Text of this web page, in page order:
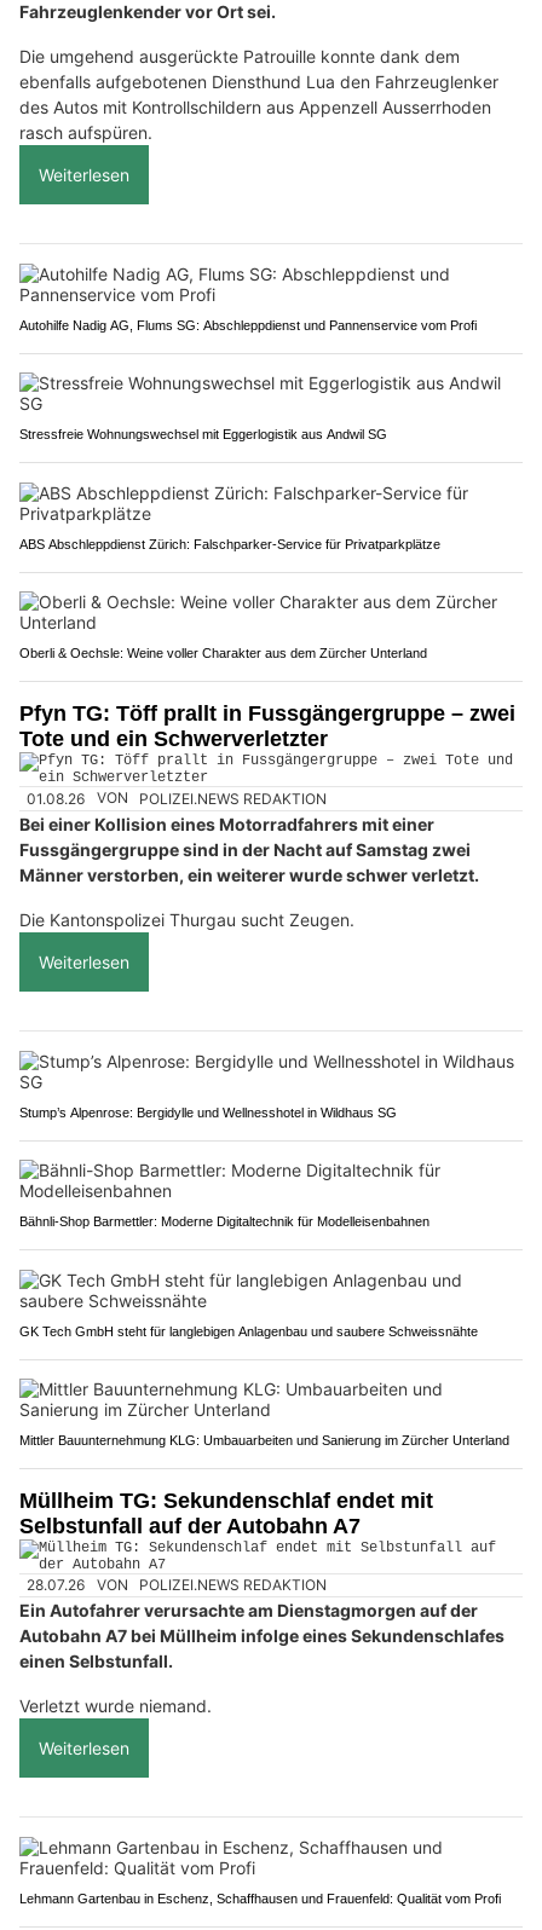
Fahrzeuglenkender vor Ort sei.
Die umgehend ausgerückte Patrouille konnte dank dem
ebenfalls aufgebotenen Diensthund Lua den Fahrzeuglenker
des Autos mit Kontrollschildern aus Appenzell Ausserrhoden
rasch aufspüren.
Weiterlesen
Autohilfe Nadig AG, Flums SG: Abschleppdienst und Pannenservice vom Profi
Stressfreie Wohnungswechsel mit Eggerlogistik aus Andwil SG
ABS Abschleppdienst Zürich: Falschparker-Service für Privatparkplätze
Oberli & Oechsle: Weine voller Charakter aus dem Zürcher Unterland
Pfyn TG: Töff prallt in Fussgängergruppe – zwei
Tote und ein Schwerverletzter
01.08.26 VON POLIZEI.NEWS REDAKTION
Bei einer Kollision eines Motorradfahrers mit einer
Fussgängergruppe sind in der Nacht auf Samstag zwei
Männer verstorben, ein weiterer wurde schwer verletzt.
Die Kantonspolizei Thurgau sucht Zeugen.
Weiterlesen
Stump’s Alpenrose: Bergidylle und Wellnesshotel in Wildhaus SG
Bähnli-Shop Barmettler: Moderne Digitaltechnik für Modelleisenbahnen
GK Tech GmbH steht für langlebigen Anlagenbau und saubere Schweissnähte
Mittler Bauunternehmung KLG: Umbauarbeiten und Sanierung im Zürcher Unterland
Müllheim TG: Sekundenschlaf endet mit
Selbstunfall auf der Autobahn A7
28.07.26 VON POLIZEI.NEWS REDAKTION
Ein Autofahrer verursachte am Dienstagmorgen auf der
Autobahn A7 bei Müllheim infolge eines Sekundenschlafes
einen Selbstunfall.
Verletzt wurde niemand.
Weiterlesen
Lehmann Gartenbau in Eschenz, Schaffhausen und Frauenfeld: Qualität vom Profi